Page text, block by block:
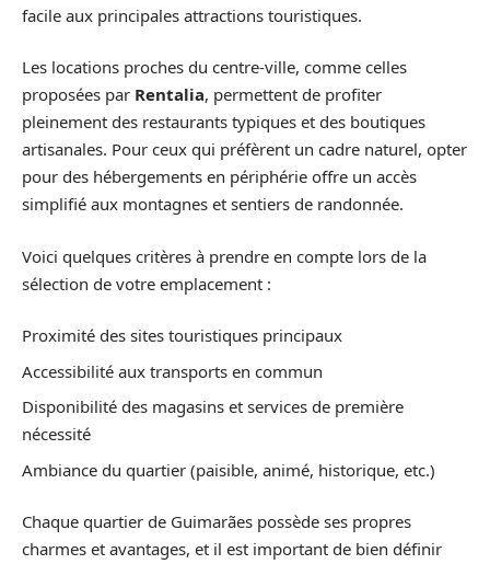
facile aux principales attractions touristiques.
Les locations proches du centre-ville, comme celles
proposées par Rentalia, permettent de profiter
pleinement des restaurants typiques et des boutiques
artisanales. Pour ceux qui préfèrent un cadre naturel, opter
pour des hébergements en périphérie offre un accès
simplifié aux montagnes et sentiers de randonnée.
Voici quelques critères à prendre en compte lors de la
sélection de votre emplacement :
Proximité des sites touristiques principaux
Accessibilité aux transports en commun
Disponibilité des magasins et services de première
nécessité
Ambiance du quartier (paisible, animé, historique, etc.)
Chaque quartier de Guimarães possède ses propres
charmes et avantages, et il est important de bien définir